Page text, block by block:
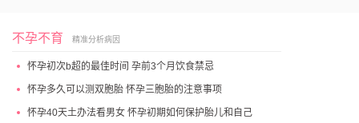
不孕不育 精准分析病因
怀孕初次b超的最佳时间 孕前3个月饮食禁忌
怀孕多久可以测双胞胎 怀孕三胞胎的注意事项
怀孕40天土办法看男女 怀孕初期如何保护胎儿和自己